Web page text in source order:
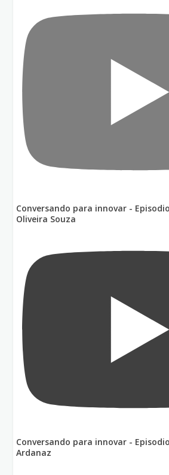
Conversando para innovar -
Oliveira Souza
Conversando para innovar -
Ardanaz